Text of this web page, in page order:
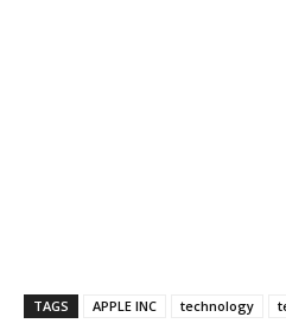
TAGS APPLE INC technology